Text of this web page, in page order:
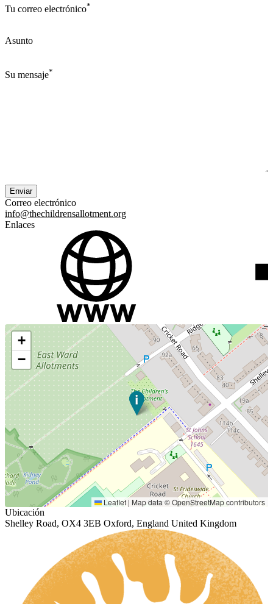
Tu correo electrónico*
Asunto
Su mensaje*
Correo electrónico
info@thechildrensallotment.org
Enlaces
+
−
Leaflet | Map data ©OpenStreetMapcontributors
Ubicación
Shelley Road, OX4 3EB Oxford, England United Kingdom